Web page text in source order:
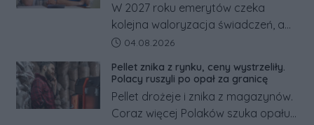
W 2027 roku emerytów czeka
kolejna waloryzacja świadczeń, a
pracowników podwyżka płacy
tym zmianom zyskają.
Data dodania artykułu:
04.08.2026
Pellet znika z rynku, ceny wystrzeliły.
Polacy ruszyli po opał za granicę
Pellet drożeje i znika z magazynów.
Coraz więcej Polaków szuka opału